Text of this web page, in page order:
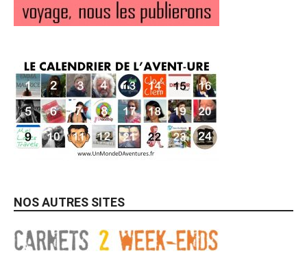
NOS AUTRES SITES